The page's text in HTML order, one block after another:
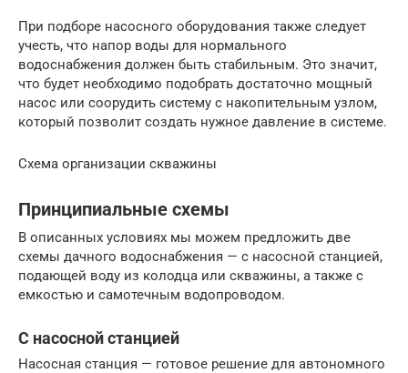
При подборе насосного оборудования также следует
учесть, что напор воды для нормального
водоснабжения должен быть стабильным. Это значит,
что будет необходимо подобрать достаточно мощный
насос или соорудить систему с накопительным узлом,
который позволит создать нужное давление в системе.
Схема организации скважины
Принципиальные схемы
В описанных условиях мы можем предложить две
схемы дачного водоснабжения — с насосной станцией,
подающей воду из колодца или скважины, а также с
емкостью и самотечным водопроводом.
С насосной станцией
Насосная станция — готовое решение для автономного